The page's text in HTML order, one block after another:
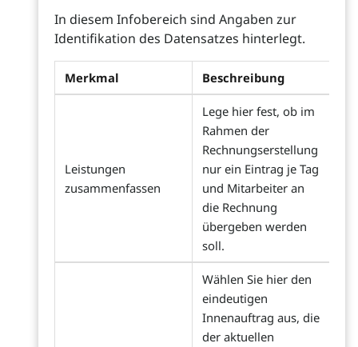
In diesem Infobereich sind Angaben zur
Identifikation des Datensatzes hinterlegt.
Merkmal Beschreibung
Leistungen
zusammenfassen
Lege hier fest, ob im
Rahmen der
Rechnungserstellung
nur ein Eintrag je Tag
und Mitarbeiter an
die Rechnung
übergeben werden
soll.
Wählen Sie hier den
eindeutigen
Innenauftrag aus, die
der aktuellen